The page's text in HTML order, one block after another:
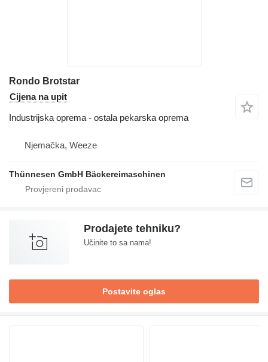
Rondo Brotstar
Cijena na upit
Industrijska oprema - ostala pekarska oprema
Njemačka, Weeze
Thünnesen GmbH Bäckereimaschinen
Prodajete tehniku?
Učinite to sa nama!
Postavite oglas